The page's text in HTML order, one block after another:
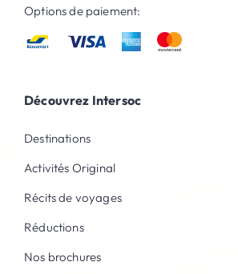
Options de paiement:
Découvrez Intersoc
Destinations
Activités Original
Récits de voyages
Réductions
Nos brochures